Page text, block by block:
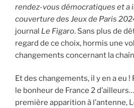
rendez-vous démocratiques et a
couverture des Jeux de Paris
journal Le Figaro. Sans plus de
regard de ce choix, hormis une
changements concernant la
Et des changements, il y en a eu
le bonheur de France 2
première apparition à l’antenne,